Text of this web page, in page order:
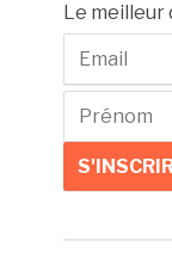
Le meilleur